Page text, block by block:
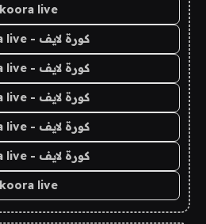
koora live
كورة لايف - koora live
كورة لايف - koora live
كورة لايف - koora live
كورة لايف - koora live
كورة لايف - koora live
koora live